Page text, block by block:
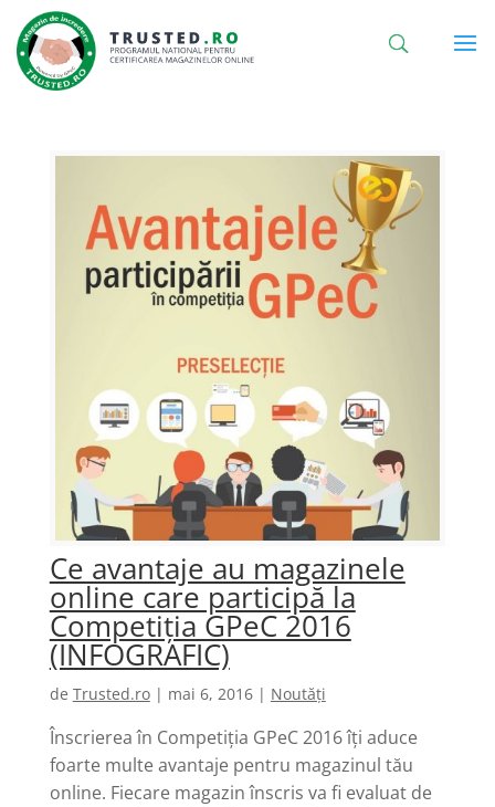
Ce avantaje au magazinele
online care participă la
Competiția GPeC 2016
(INFOGRAFIC)
de Trusted.ro| mai 6, 2016| Noutăți
Înscrierea în Competiția GPeC 2016 îți aduce
foarte multe avantaje pentru magazinul tău
online. Fiecare magazin înscris va fi evaluat de